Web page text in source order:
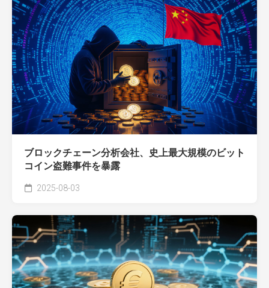
ブロックチェーン分析会社、史上最大規模のビット
コイン盗難事件を暴露
2025-08-03